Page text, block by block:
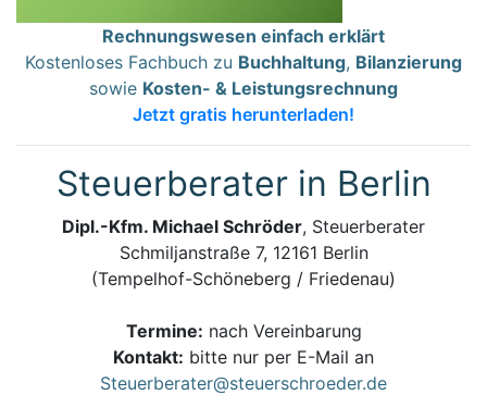
Rechnungswesen einfach erklärt
Kostenloses Fachbuch zu Buchhaltung, Bilanzierung
sowie Kosten- & Leistungsrechnung
Jetzt gratis herunterladen!
Steuerberater in Berlin
Dipl.-Kfm. Michael Schröder, Steuerberater
Schmiljanstraße 7, 12161 Berlin
(Tempelhof-Schöneberg / Friedenau)
Termine: nach Vereinbarung
Kontakt: bitte nur per E-Mail an
Steuerberater@steuerschroeder.de